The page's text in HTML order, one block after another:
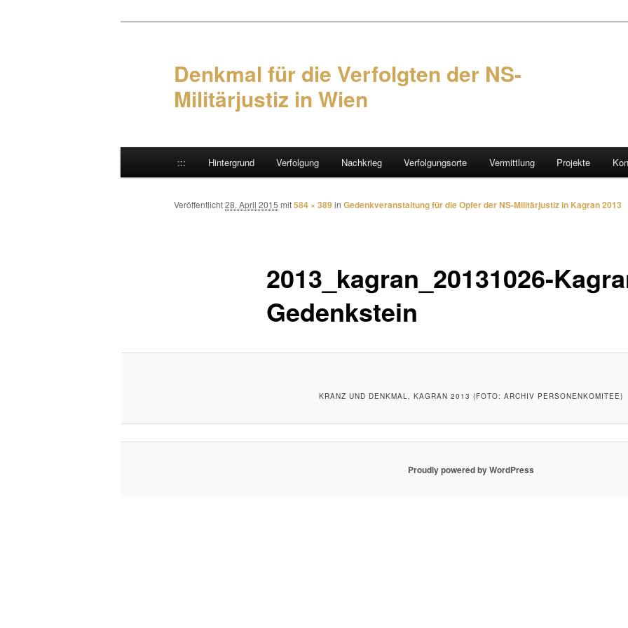
Denkmal für die Verfolgten der NS-
Militärjustiz in Wien
Zum Inhalt wechseln
Zum sekundären Inhalt wechseln
::: Hintergrund Verfolgung Nachkrieg Verfolgungsorte Vermittlung Projekte
2013_kagran_20131026-
Gedenkstein
Veröffentlicht28. April 2015 mit584 × 389in Gedenkveranstaltung für die Opfer der NS-Militärjustiz in Kagran 2013
KRANZ UND DENKMAL, KAGRAN 2013 (FOTO: ARCHIV PERSONENKOMITEE)
Proudly powered by WordPress